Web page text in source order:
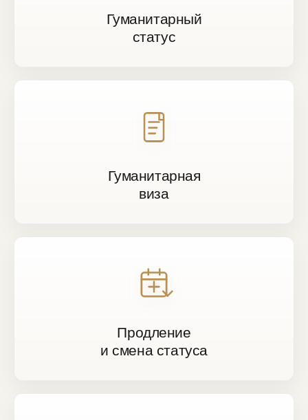
Гуманитарный
статус
Гуманитарная
виза
Продление
и смена статуса